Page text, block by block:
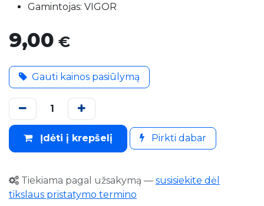
Gamintojas: VIGOR
9,00 €
Gauti kainos pasiūlymą
Įdėti į krepšelį Pirkti dabar
Tiekiama pagal užsakymą — susisiekite dėl
tikslaus pristatymo termino